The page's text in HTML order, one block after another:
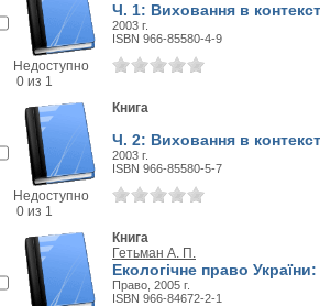
Недоступно
0 из 1
Ч. 1: Виховання в
2003 г.
ISBN 966-85580-4-9
Недоступно
0 из 1
Книга
Ч. 2: Виховання в
2003 г.
ISBN 966-85580-5-7
Книга
Гетьман А. П.
Екологічне право
Право, 2005 г.
ISBN 966-84672-2-1